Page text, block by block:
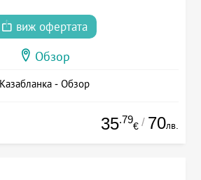
виж офертата
Обзор
Казабланка - Обзор
35.79
€ / 70лв.